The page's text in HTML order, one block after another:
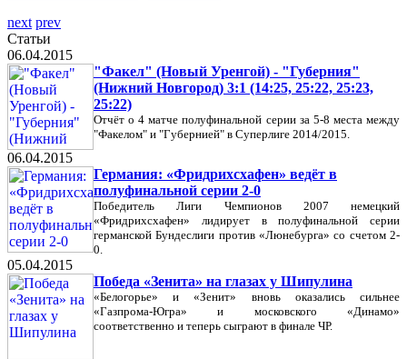
next prev
Статьи
06.04.2015
"Факел" (Новый Уренгой) - "Губерния"
(Нижний Новгород) 3:1 (14:25, 25:22, 25:23,
25:22)
Отчёт о 4 матче полуфинальной серии за 5-8 места между
"Факелом" и "Губернией" в Суперлиге 2014/2015.
06.04.2015
Германия: «Фридрихсхафен» ведёт в
полуфинальной серии 2-0
Победитель Лиги Чемпионов 2007 немецкий
«Фридрихсхафен» лидирует в полуфинальной серии
германской Бундеслиги против «Люнебурга» со счетом 2-
0.
05.04.2015
Победа «Зенита» на глазах у Шипулина
«Белогорье» и «Зенит» вновь оказались сильнее
«Газпрома-Югра» и московского «Динамо»
соответственно и теперь сыграют в финале ЧР.